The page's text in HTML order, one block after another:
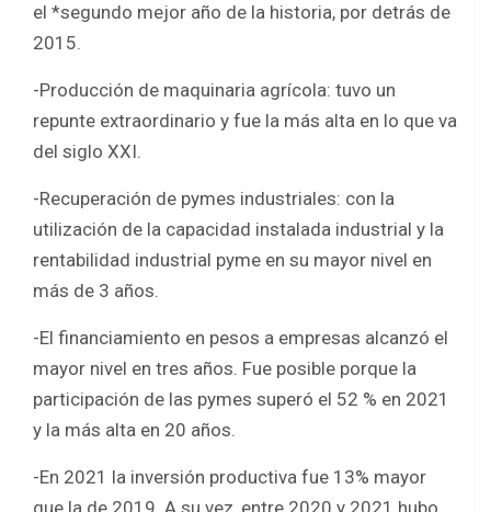
el *segundo mejor año de la historia, por detrás de
2015.
-Producción de maquinaria agrícola: tuvo un
repunte extraordinario y fue la más alta en lo que va
del siglo XXI.
-Recuperación de pymes industriales: con la
utilización de la capacidad instalada industrial y la
rentabilidad industrial pyme en su mayor nivel en
más de 3 años.
-El financiamiento en pesos a empresas alcanzó el
mayor nivel en tres años. Fue posible porque la
participación de las pymes superó el 52 % en 2021
y la más alta en 20 años.
-En 2021 la inversión productiva fue 13% mayor